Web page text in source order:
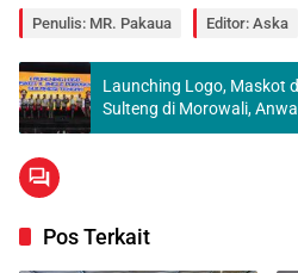
Penulis: MR. Pakaua Editor: Aska
Launching Logo, Maskot
Sulteng di Morowali,
Kendaraan Operasional
Pos Terkait